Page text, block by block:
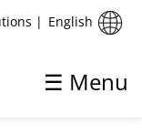
☰ Menu
| English